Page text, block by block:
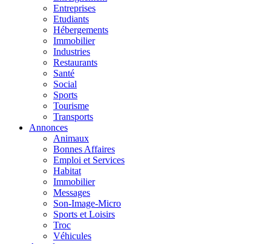
Entreprises
Etudiants
Hébergements
Immobilier
Industries
Restaurants
Santé
Social
Sports
Tourisme
Transports
Annonces
Animaux
Bonnes Affaires
Emploi et Services
Habitat
Immobilier
Messages
Son-Image-Micro
Sports et Loisirs
Troc
Véhicules